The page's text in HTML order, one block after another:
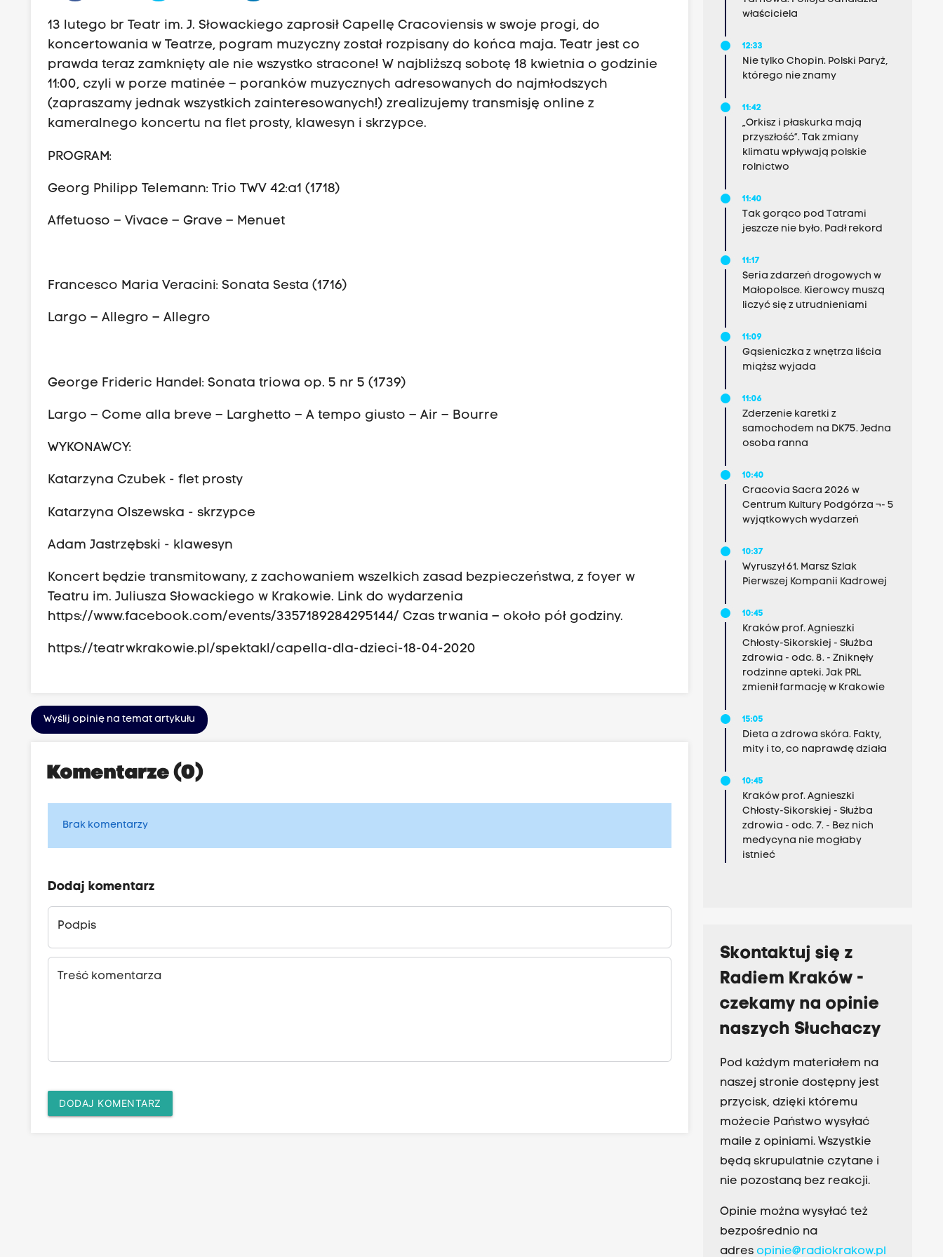
13 lutego br Teatr im. J. Słowackiego zaprosił Capellę Cracoviensis w swoje progi, do
koncertowania w Teatrze, pogram muzyczny został rozpisany do końca maja. Teatr jest co
prawda teraz zamknięty ale nie wszystko stracone! W najbliższą sobotę 18 kwietnia o godzinie
11:00, czyli w porze matinée – poranków muzycznych adresowanych do najmłodszych
(zapraszamy jednak wszystkich zainteresowanych!) zrealizujemy transmisję online z
kameralnego koncertu na flet prosty, klawesyn i skrzypce.
PROGRAM:
Georg Philipp Telemann: Trio TWV 42:a1 (1718)
Affetuoso – Vivace – Grave – Menuet
Francesco Maria Veracini: Sonata Sesta (1716)
Largo – Allegro – Allegro
George Frideric Handel: Sonata triowa op. 5 nr 5 (1739)
Largo – Come alla breve – Larghetto – A tempo giusto – Air – Bourre
WYKONAWCY:
Katarzyna Czubek - flet prosty
Katarzyna Olszewska - skrzypce
Adam Jastrzębski - klawesyn
Koncert będzie transmitowany, z zachowaniem wszelkich zasad bezpieczeństwa, z foyer w
Teatru im. Juliusza Słowackiego w Krakowie. Link do wydarzenia
https://www.facebook.com/events/3357189284295144/ Czas trwania – około pół godziny.
https://teatrwkrakowie.pl/spektakl/capella-dla-dzieci-18-04-2020
Wyślij opinię na temat artykułu
Komentarze (0)
Brak komentarzy
Dodaj komentarz
Podpis
Treść komentarza
DODAJ KOMENTARZ
właściciela
12:33
Nie tylko Chopin. Polski Paryż,
którego nie znamy
11:42
„Orkisz i płaskurka mają
przyszłość”. Tak zmiany
klimatu wpływają polskie
rolnictwo
11:40
Tak gorąco pod Tatrami
jeszcze nie było. Padł rekord
11:17
Seria zdarzeń drogowych w
Małopolsce. Kierowcy muszą
liczyć się z utrudnieniami
11:09
Gąsieniczka z wnętrza liścia
miąższ wyjada
11:06
Zderzenie karetki z
samochodem na DK75. Jedna
osoba ranna
10:40
Cracovia Sacra 2026 w
Centrum Kultury Podgórza ¬- 5
wyjątkowych wydarzeń
10:37
Wyruszył 61. Marsz Szlak
Pierwszej Kompanii Kadrowej
10:45
Kraków prof. Agnieszki
Chłosty-Sikorskiej - Służba
zdrowia - odc. 8. - Zniknęły
rodzinne apteki. Jak PRL
zmienił farmację w Krakowie
15:05
Dieta a zdrowa skóra. Fakty,
mity i to, co naprawdę działa
10:45
Kraków prof. Agnieszki
Chłosty-Sikorskiej - Służba
zdrowia - odc. 7. - Bez nich
medycyna nie mogłaby
istnieć
Skontaktuj się z
Radiem Kraków -
czekamy na opinie
naszych Słuchaczy
Pod każdym materiałem na
naszej stronie dostępny jest
przycisk, dzięki któremu
możecie Państwo wysyłać
maile z opiniami. Wszystkie
będą skrupulatnie czytane i
nie pozostaną bez reakcji.
Opinie można wysyłać też
bezpośrednio na
adres opinie@radiokrakow.pl